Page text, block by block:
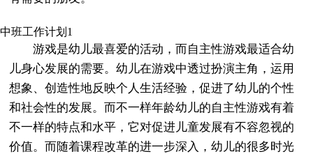
中班工作计划1
游戏是幼儿最喜爱的活动，而自主性游戏最适合幼
儿身心发展的需要。幼儿在游戏中透过扮演主角，运用
想象、创造性地反映个人生活经验，促进了幼儿的个性
和社会性的发展。而不一样年龄幼儿的自主性游戏有着
不一样的特点和水平，它对促进儿童发展有不容忽视的
价值。而随着课程改革的进一步深入，幼儿的很多时光